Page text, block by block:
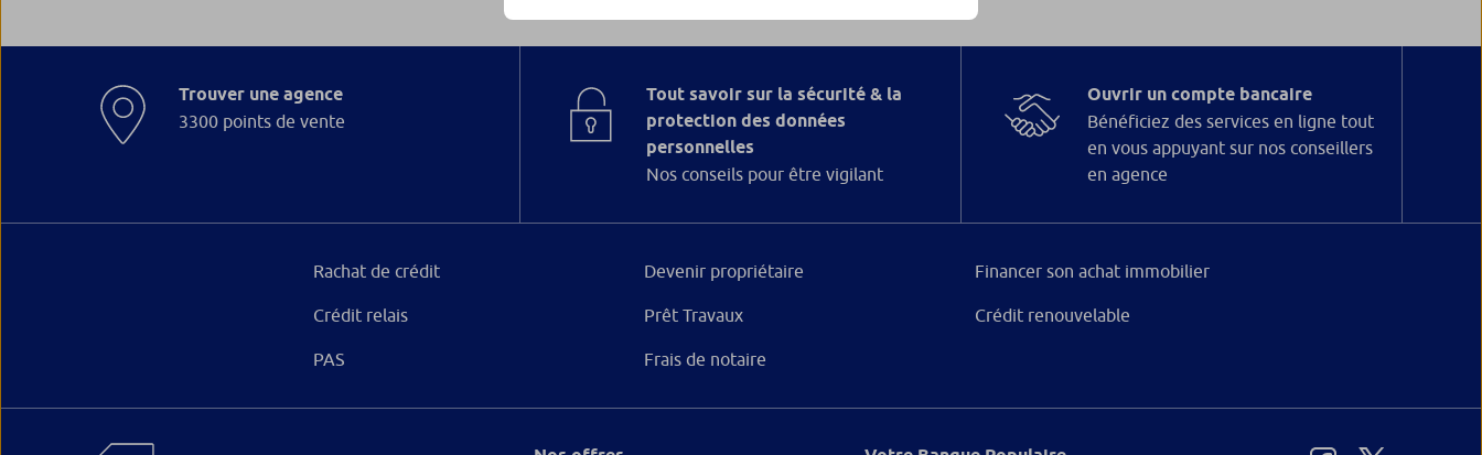
Trouver une agence
3300 points de vente
Tout savoir sur la sécurité & la
protection des données
personnelles
Nos conseils pour être vigilant
Ouvrir un compte bancaire
Bénéficiez des services en ligne tout
en vous appuyant sur nos conseillers
en agence
Rachat de crédit Devenir propriétaire Financer son achat immobilier
Crédit relais Prêt Travaux Crédit renouvelable
PAS Frais de notaire